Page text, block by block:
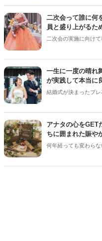
ん。特に初めて結婚
準で選べばいいの？
ンが尽きない部分で
「主賓の挨拶」につ
二次会って誰に何
員と盛り上がるた
二次会の実施に向け
のか」と悩まれてい
している…！」など
う・・・！ と結婚式
です＊
一生に一度の晴れ
が実践して本当に
結婚式が決まったプ
始めると、「何から
りますよね。SNSで
りたい！」と夢が膨
注力すべき？」という悩みも尽き
素敵な結婚式を見届
よかった！」と心か
します。ぜひ、これ
アナタの心をGET
ちに囲まれた賑や
何年経っても変わら
日は、大好きなこの